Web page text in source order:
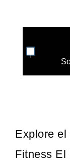
Explore el
Fitness El